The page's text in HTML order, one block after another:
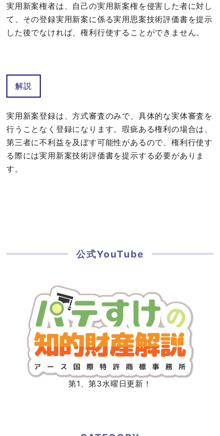
実用新案権者は、自己の実用新案権を侵害した者に対し
て、その登録実用新案に係る実用思案技術評価書を提示
した後でなければ、権利行使することができません。
解説
実用新案登録は、方式審査のみで、具体的な実体審査を
行うことなく登録になります。瑕疵ある権利の場合は、
第三者に不利益を及ぼす可能性があるので、権利行使す
る際には実用新案技術評価書を提示する必要がありま
す。
公式YouTube
第1、第3水曜日更新！